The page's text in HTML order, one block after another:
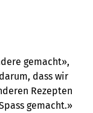
gemacht»,
dass wir
Rezepten
gemacht.»